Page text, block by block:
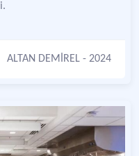
ALTAN DEMİREL - 2024